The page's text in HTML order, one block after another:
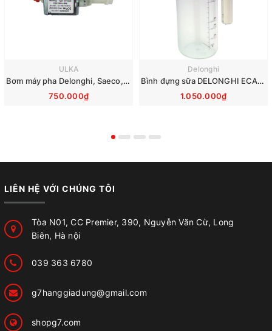
ULKA
Bơm máy pha Delonghi, Saeco, Philips, Krups, Miele - Ulka EP5GW 48W 230V
750.000₫
Delonghi
Bình đựng sữa DELONGHI ECAM290 EVO 7313268961
1.050.000₫
LIÊN HỆ VỚI CHÚNG TÔI
Tòa N01, CC Premier, 390, Nguyễn Văn Cừ, Long
Biên, Hà nội
039 363 6780
g7hanggiadung@gmail.com
shopg7.com